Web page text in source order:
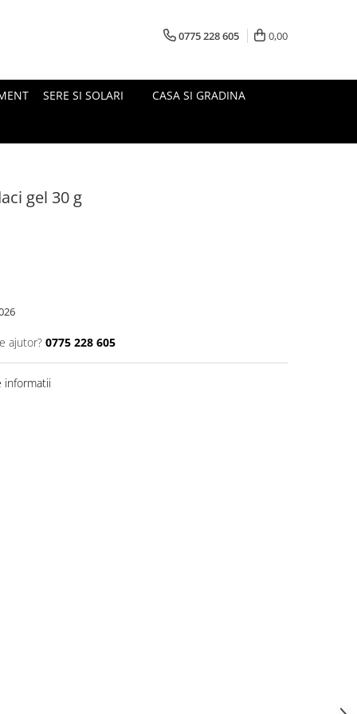
0775 228 605 0,00
SERE SI SOLARI CASA SI GRADINA
gel 30 g
ajutor? 0775 228 605
informatii